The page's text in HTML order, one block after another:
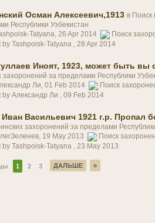
Осман Алексеевич,1913 в Поиск
Республики Узбекистан
Tatyana, 26 Apr 2014
Поиск
by Tashpoisk-Tatyana ,28 Apr 2014
Иноят, 1923, может быть вы
захоронений за пределами Республики
Ли, 01 Feb 2014
Поиск
by Александр Ли ,09 Feb 2014
Васильевич 1921 г.р. Пропал
захоронений за пределами
19 May 2013
Поиск
by Tashpoisk-Tatyana ,23 May 2013
1 2 3 ДАЛЬШЕ »